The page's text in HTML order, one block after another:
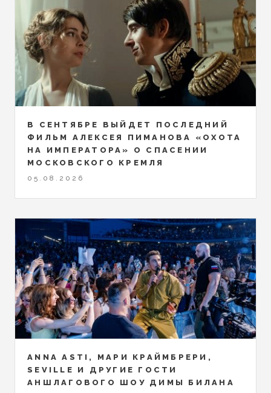
В СЕНТЯБРЕ ВЫЙДЕТ ПОСЛЕДНИЙ
ФИЛЬМ АЛЕКСЕЯ ПИМАНОВА «ОХОТА
НА ИМПЕРАТОРА» О СПАСЕНИИ
МОСКОВСКОГО КРЕМЛЯ
05.08.2026
ANNA ASTI, МАРИ КРАЙМБРЕРИ,
SEVILLE И ДРУГИЕ ГОСТИ
АНШЛАГОВОГО ШОУ ДИМЫ БИЛАНА